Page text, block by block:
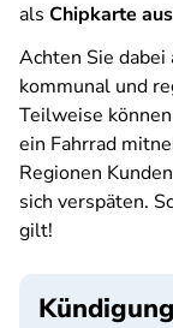
als Chipkarte
Achten Sie dabei
kommunal und
Teilweise
ein Fahrrad
Regionen
sich verspäten.
gilt!